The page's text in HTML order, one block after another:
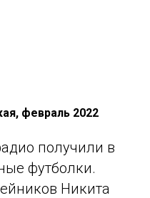
февраль 2022
получили в
футболки.
Никита